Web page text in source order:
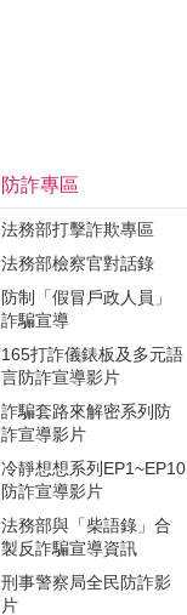
防詐專區
法務部打擊詐欺專區
法務部檢察官對話錄
防制「假冒戶政人員」
詐騙宣導
165打詐儀錶板及多元語
言防詐宣導影片
詐騙套路來解密系列防
詐宣導影片
冷靜想想系列EP1~EP10
防詐宣導影片
法務部與「柴語錄」合
製反詐騙宣導資訊
刑事警察局全民防詐影
片